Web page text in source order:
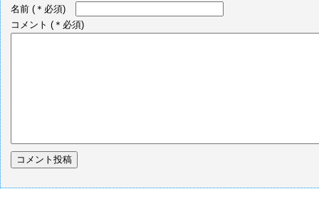
名前 (＊必須)
コメント (＊必須)